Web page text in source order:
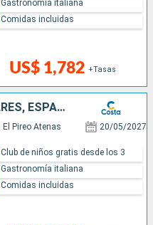
US$ 1,782 +Tasas
Gastronomía italiana
Comidas incluidas
GRECIA, MALTA, ISLAS BALEARES, ESPAÑA, FRANCIA, ITALIA
El Pireo Atenas 20/05/2027
Club de niños gratis desde los 3
Gastronomía italiana
Comidas incluidas